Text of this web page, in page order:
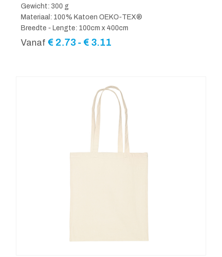
Gewicht: 300 g
Materiaal: 100% Katoen OEKO-TEX®
Breedte - Lengte: 100cm x 400cm
Vanaf € 2.73 - € 3.11